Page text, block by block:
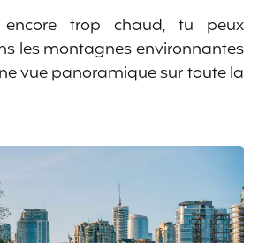
trop chaud, tu peux
les montagnes environnantes
vue panoramique sur toute la